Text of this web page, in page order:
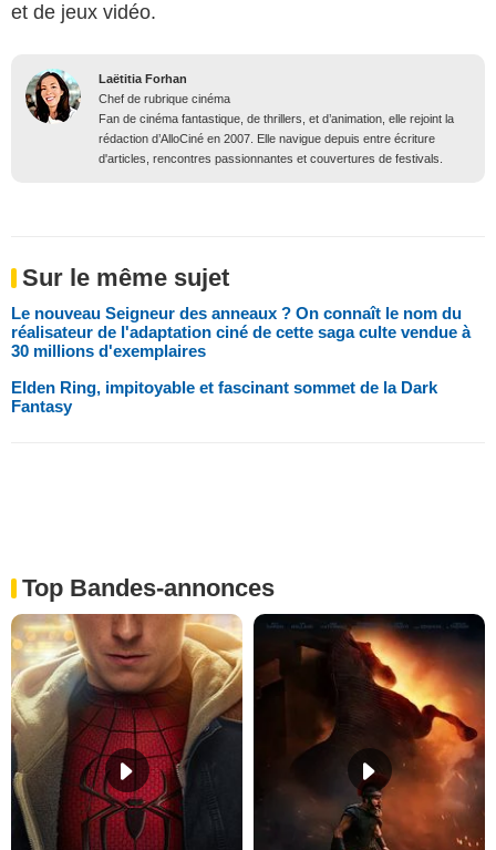
et de jeux vidéo.
Laëtitia Forhan
Chef de rubrique cinéma
Fan de cinéma fantastique, de thrillers, et d’animation, elle rejoint la
rédaction d’AlloCiné en 2007. Elle navigue depuis entre écriture
d'articles, rencontres passionnantes et couvertures de festivals.
Sur le même sujet
Le nouveau Seigneur des anneaux ? On connaît le nom du
réalisateur de l'adaptation ciné de cette saga culte vendue à
30 millions d'exemplaires
Elden Ring, impitoyable et fascinant sommet de la Dark
Fantasy
Top Bandes-annonces